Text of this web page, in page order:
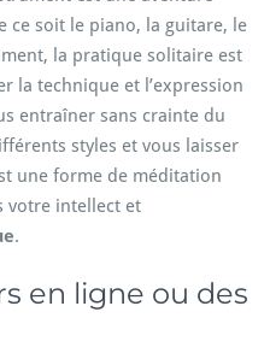
ce soit le piano, la guitare, le
la pratique solitaire est
la technique et l’expression
entraîner sans crainte du
styles et vous laisser
une forme de méditation
votre intellect et
.
en ligne ou des